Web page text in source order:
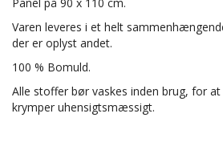
Varen leveres i et helt
der er oplyst andet.
100 % Bomuld.
Alle stoffer bør vaskes inden brug, for
krymper uhensigtsmæssigt.